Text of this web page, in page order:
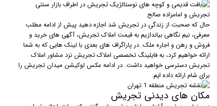
حال که صحبت از زندگی در تجریش شد اجازه دهید پیش از ادامه مطلب
معرفی، نیم نگاهی بیاندازیم به قیمت املاک تجریش، آگهی های خرید و
فروش و رهن و اجاره ملک. در پاراگراف های بعدی با لینک هایی که به شما
ارائه خواهیم کرد، به فایلینگ تخصصی املاک تجریش نزد مشاور املاک
تجریش دسترسی خواهید داشت. در ادامه عکس لوکیشن میدان تجریش را
برای شام ارائه داده ایم:
مکان های دیدنی تجریش